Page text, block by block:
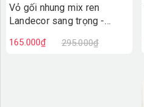
Vỏ gối nhung mix ren
Landecor sang trọng -
165.000₫ 295.000₫